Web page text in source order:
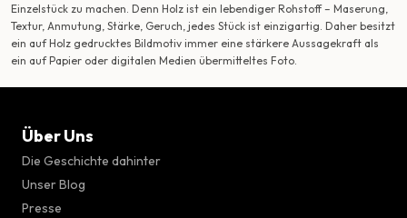
Einzelstück zu machen. Denn Holz ist ein lebendiger Rohstoff – Maserung,
Textur, Anmutung, Stärke, Geruch, jedes Stück ist einzigartig. Daher besitzt
ein auf Holz gedrucktes Bildmotiv immer eine stärkere Aussagekraft als
ein auf Papier oder digitalen Medien übermitteltes Foto.
Über Uns
Die Geschichte dahinter
Unser Blog
Presse